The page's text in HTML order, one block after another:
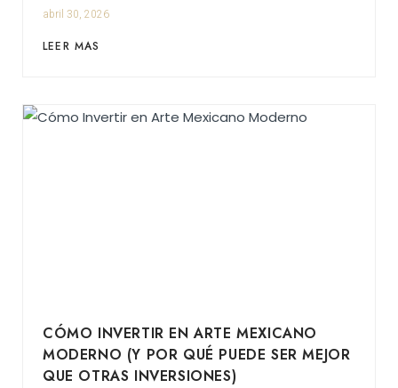
abril 30, 2026
LEER MAS
CÓMO INVERTIR EN ARTE MEXICANO
MODERNO (Y POR QUÉ PUEDE SER MEJOR
QUE OTRAS INVERSIONES)